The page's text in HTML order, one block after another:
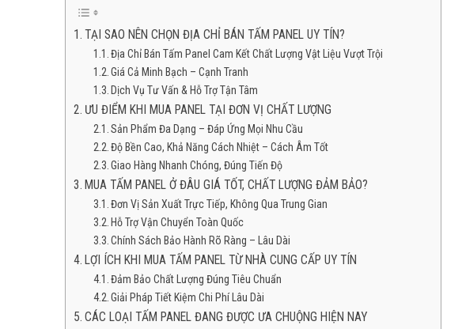
TẠI SAO NÊN CHỌN ĐỊA CHỈ BÁN TẤM PANEL UY TÍN?
Địa Chỉ Bán Tấm Panel Cam Kết Chất Lượng Vật Liệu Vượt Trội
Giá Cả Minh Bạch – Cạnh Tranh
Dịch Vụ Tư Vấn & Hỗ Trợ Tận Tâm
ƯU ĐIỂM KHI MUA PANEL TẠI ĐƠN VỊ CHẤT LƯỢNG
Sản Phẩm Đa Dạng – Đáp Ứng Mọi Nhu Cầu
Độ Bền Cao, Khả Năng Cách Nhiệt – Cách Âm Tốt
Giao Hàng Nhanh Chóng, Đúng Tiến Độ
MUA TẤM PANEL Ở ĐÂU GIÁ TỐT, CHẤT LƯỢNG ĐẢM BẢO?
Đơn Vị Sản Xuất Trực Tiếp, Không Qua Trung Gian
Hỗ Trợ Vận Chuyển Toàn Quốc
Chính Sách Bảo Hành Rõ Ràng – Lâu Dài
LỢI ÍCH KHI MUA TẤM PANEL TỪ NHÀ CUNG CẤP UY TÍN
Đảm Bảo Chất Lượng Đúng Tiêu Chuẩn
Giải Pháp Tiết Kiệm Chi Phí Lâu Dài
CÁC LOẠI TẤM PANEL ĐANG ĐƯỢC ƯA CHUỘNG HIỆN NAY